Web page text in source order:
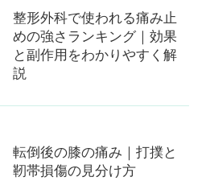
整形外科で使われる痛み止
めの強さランキング｜効果
と副作用をわかりやすく解
説
転倒後の膝の痛み｜打撲と
靭帯損傷の見分け方